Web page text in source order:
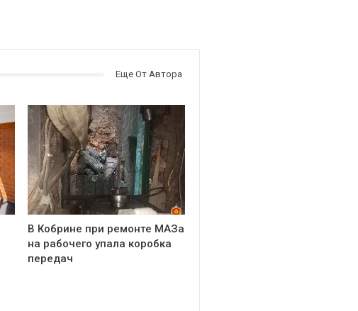
Еще От Автора
В Кобрине при ремонте МАЗа
на рабочего упала коробка
передач